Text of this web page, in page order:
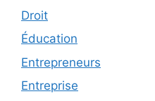
Droit
Éducation
Entrepreneurs
Entreprise